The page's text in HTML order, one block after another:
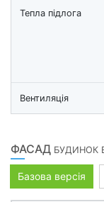
Тепла підлога
Вентиляція
ФАСАД БУДИНОК
Базова версія